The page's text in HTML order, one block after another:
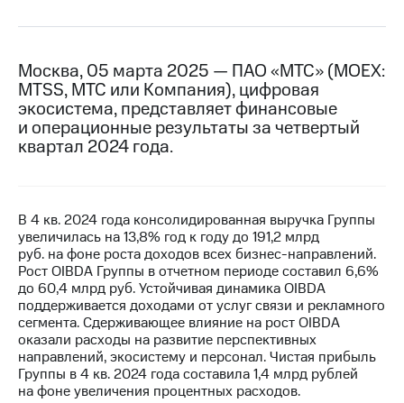
информация
Контакты
Медиа-центр
Пресс-
релизы
Достижения
Интервью
Финансовая
отчетность
Контакты
Новости
в
Москва, 05 марта 2025 — ПАО «МТС» (MOEX:
MTSS, МТС или Компания), цифровая
экосистема, представляет финансовые
и операционные результаты за четвертый
квартал 2024 года.
В 4 кв. 2024 года консолидированная выручка Группы
увеличилась на 13,8% год к году до 191,2 млрд
руб. на фоне роста доходов всех бизнес-направлений.
Рост OIBDA Группы в отчетном периоде составил 6,6%
до 60,4 млрд руб. Устойчивая динамика OIBDA
поддерживается доходами от услуг связи и рекламного
сегмента. Сдерживающее влияние на рост OIBDA
оказали расходы на развитие перспективных
направлений, экосистему и персонал. Чистая прибыль
Группы в 4 кв. 2024 года составила 1,4 млрд рублей
на фоне увеличения процентных расходов.